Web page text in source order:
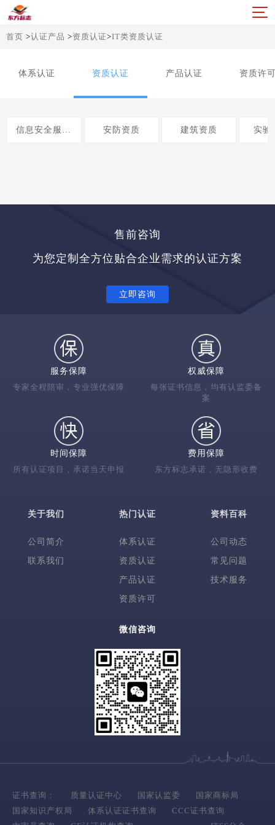
首页 >认证产品 >资质认证>IT类资质认证
体系认证 资质认证 产品认证 资质许
信息安全服务认证 安防资质 建筑资质 实验
售前咨询
为您定制全方位贴合企业需求的认证方案
立即咨询
服务保障
专家全程陪审，专业强优保障
权威保障
每张证书信息，均有认监委备
案
时间保障
所有认证项目，承诺当天申报
费用保障
东方标志承诺，无隐形收费
关于我们
公司简介
联系我们
热门认证
体系认证
资质认证
产品认证
资质许可
资料百科
公司动态
常见问题
技术服务
微信咨询
证书查询： 质量认证中心 国家认监委
国家商标局
国家知识产权局
体系认证证书查询
CCC证书查询